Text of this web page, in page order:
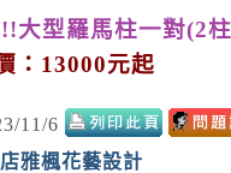
大型羅馬柱一對(2
：13000元起
11/6
雅楓花藝設計